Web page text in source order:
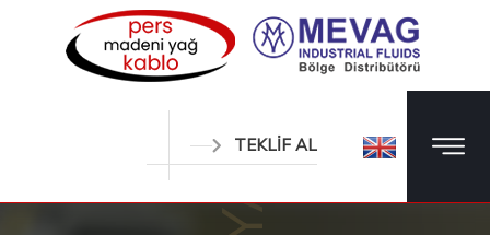
TEKLİF AL